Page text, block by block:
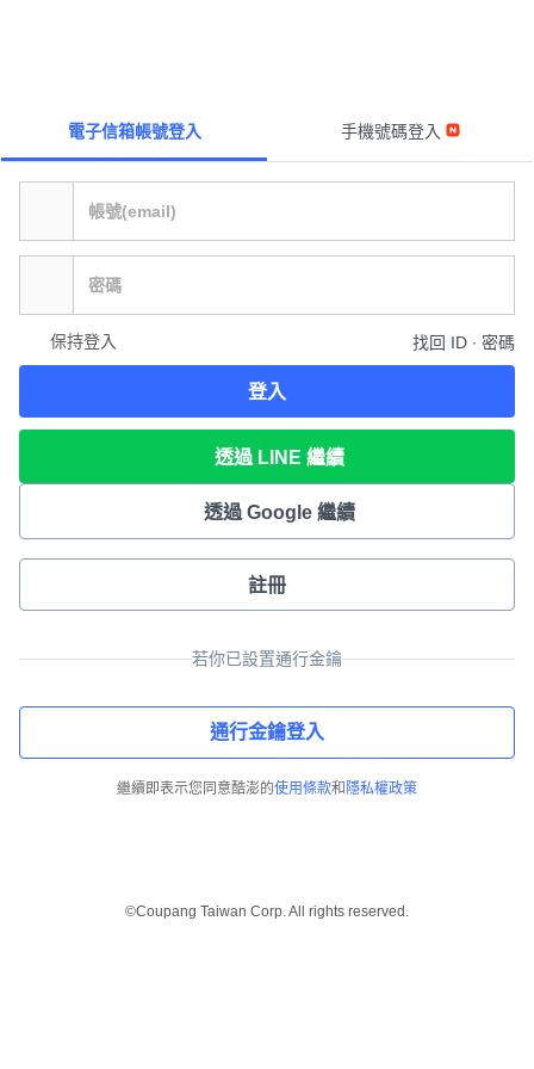
電子信箱帳號登入 手機號碼登入
保持登入 找回 ID ∙ 密碼
登入
透過 LINE 繼續
透過 Google 繼續
註冊
若你已設置通行金鑰
通行金鑰登入
繼續即表示您同意酷澎的使用條款和 隱私權政策
©Coupang Taiwan Corp. All rights reserved.